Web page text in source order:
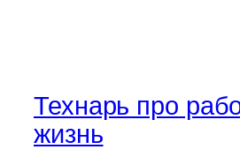
Технарь про
жизнь